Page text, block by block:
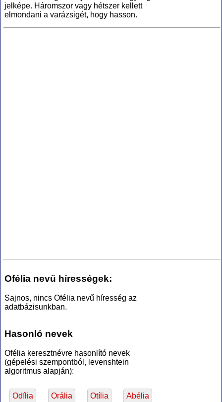
jelképe. Háromszor vagy hétszer kellett
elmondani a varázsigét, hogy hasson.
Ofélia nevű hírességek:
Sajnos, nincs Ofélia nevű híresség az
adatbázisunkban.
Hasonló nevek
Ofélia keresztnévre hasonlító nevek
(gépelési szempontból, levenshtein
algoritmus alapján):
Odília Orália Otília Abélia